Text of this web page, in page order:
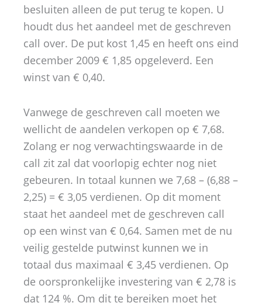
besluiten alleen de put terug te kopen. U
houdt dus het aandeel met de geschreven
call over. De put kost 1,45 en heeft ons eind
december 2009 € 1,85 opgeleverd. Een
winst van € 0,40.
Vanwege de geschreven call moeten we
wellicht de aandelen verkopen op € 7,68.
Zolang er nog verwachtingswaarde in de
call zit zal dat voorlopig echter nog niet
gebeuren. In totaal kunnen we 7,68 – (6,88 –
2,25) = € 3,05 verdienen. Op dit moment
staat het aandeel met de geschreven call
op een winst van € 0,64. Samen met de nu
veilig gestelde putwinst kunnen we in
totaal dus maximaal € 3,45 verdienen. Op
de oorspronkelijke investering van € 2,78 is
dat 124 %. Om dit te bereiken moet het